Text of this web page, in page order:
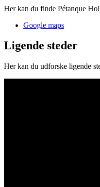
Her kan du finde Pétanque
Google maps
Ligende steder
Her kan du udforske ligende